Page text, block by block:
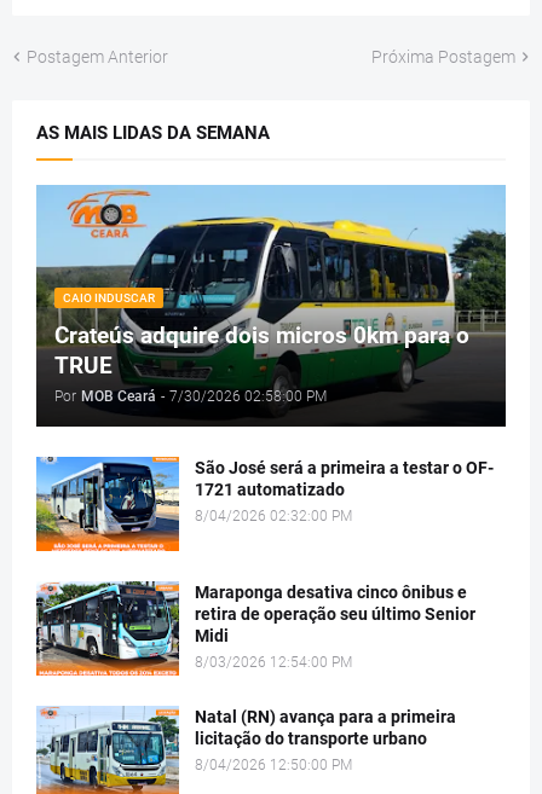
Postagem Anterior Próxima Postagem
AS MAIS LIDAS DA SEMANA
CAIO INDUSCAR
Crateús adquire dois micros 0km para o
TRUE
Por MOB Ceará - 7/30/2026 02:58:00 PM
São José será a primeira a testar o OF-
1721 automatizado
8/04/2026 02:32:00 PM
Maraponga desativa cinco ônibus e
retira de operação seu último Senior
Midi
8/03/2026 12:54:00 PM
Natal (RN) avança para a primeira
licitação do transporte urbano
8/04/2026 12:50:00 PM